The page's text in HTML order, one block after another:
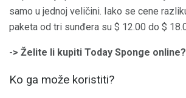
samo u jednoj veličini. Iako se cene
paketa od tri sunđera su $ 12.00 do $
-> Želite li kupiti Today Sponge online?
Ko ga može koristiti?